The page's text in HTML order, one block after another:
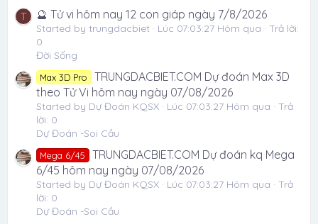
T 🔮 Tử vi hôm nay 12 con giáp ngày 7/8/2026
Started by trungdacbiet Lúc 07:03:27 Hôm qua
Trả lời:
0
Đời Sống
Max 3D Pro
TRUNGDACBIET.COM Dự đoán Max 3D
theo Tử Vi hôm nay ngày 07/08/2026
Started by Dự Đoán KQSX Lúc 07:03:27 Hôm qua
Trả
lời: 0
Dự Đoán -Soi Cầu
Mega 6/45
TRUNGDACBIET.COM Dự đoán kq Mega
6/45 hôm nay ngày 07/08/2026
Started by Dự Đoán KQSX Lúc 07:03:27 Hôm qua
Trả
lời: 0
Dự Đoán -Soi Cầu